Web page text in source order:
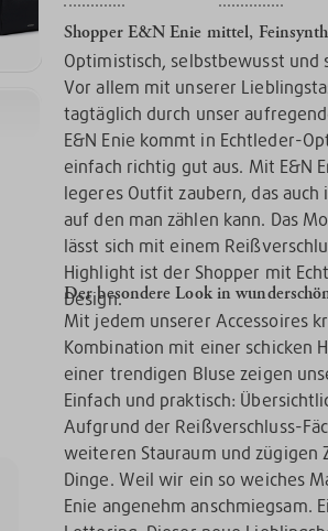
Shopper E&N Enie mittel,
Optimistisch, selbstbewusst
Vor allem mit unserer
tagtäglich durch unser
E&N Enie kommt in Echtleder-
einfach richtig gut aus. Mit E&N
legeres Outfit zaubern, das
auf den man zählen kann. Das
lässt sich mit einem
Highlight ist der Shopper mit
Design.
Der besondere Look in
Mit jedem unserer Accessoires
Kombination mit einer schicken
einer trendigen Bluse zeigen
Einfach und praktisch:
Aufgrund der Reißverschluss-
weiteren Stauraum und
Dinge. Weil wir ein so weiches
Enie angenehm anschmiegsam.